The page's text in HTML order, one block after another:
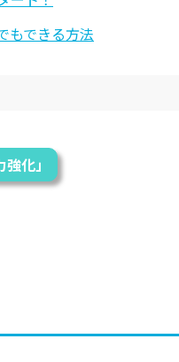
もできる方法
化」